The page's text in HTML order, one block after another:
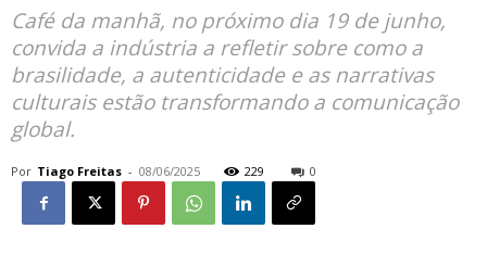
Café da manhã, no próximo dia 19 de junho,
convida a indústria a refletir sobre como a
brasilidade, a autenticidade e as narrativas
culturais estão transformando a comunicação
global.
Por Tiago Freitas - 08/06/2025 229 0